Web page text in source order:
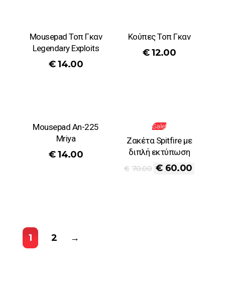
Mousepad Τοπ Γκαν
Legendary Exploits
€ 14.00
Κούπες Τοπ Γκαν
€ 12.00
Mousepad An-225
Mriya
€ 14.00
Sale!
Ζακέτα Spitfire με
διπλή εκτύπωση
€ 70.00 € 60.00
1 2 →